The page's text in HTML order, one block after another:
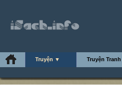
Truyện ▼ Truyện Tranh